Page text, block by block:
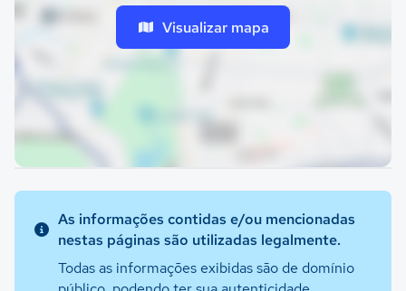
Visualizar mapa
As informações contidas e/ou mencionadas
nestas páginas são utilizadas legalmente.
Todas as informações exibidas são de domínio